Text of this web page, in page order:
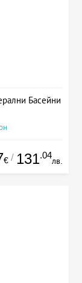
Басейни
€ / 131.04
лв.